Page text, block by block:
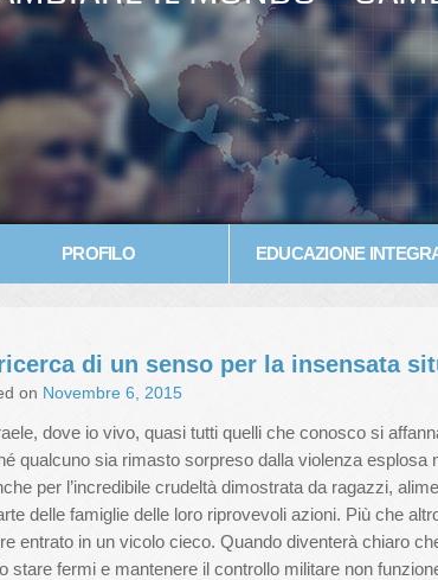
PROFILO EDUCAZIONE
di un senso per la insensata
on Novembre 6, 2015
dove io vivo, quasi tutti quelli che conosco si
qualcuno sia rimasto sorpreso dalla violenza
per l’incredibile crudeltà dimostrata da ragazzi,
delle famiglie delle loro riprovevoli azioni. Più che
entrato in un vicolo cieco. Quando diventerà chiaro
stare fermi e mantenere il controllo militare non